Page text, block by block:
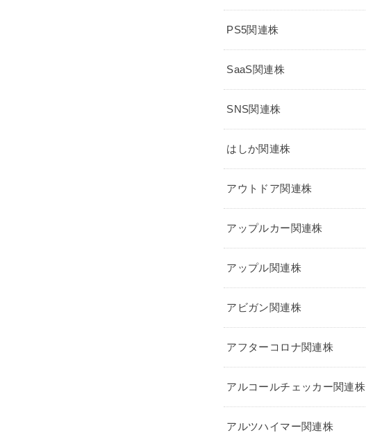
PS5関連株
SaaS関連株
SNS関連株
はしか関連株
アウトドア関連株
アップルカー関連株
アップル関連株
アビガン関連株
アフターコロナ関連株
アルコールチェッカー関連株
アルツハイマー関連株